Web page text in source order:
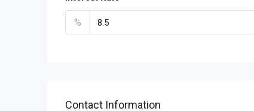
%
Contact Information